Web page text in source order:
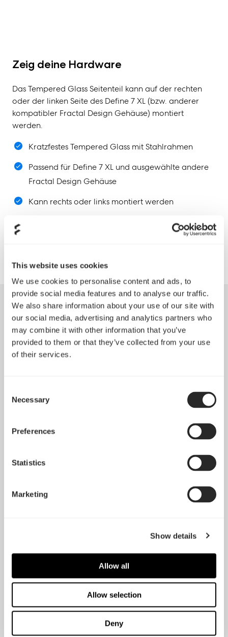
This website uses cookies
We use cookies to personalise content and ads, to
provide social media features and to analyse our traffic.
We also share information about your use of our site with
our social media, advertising and analytics partners who
may combine it with other information that you’ve
provided to them or that they’ve collected from your use
of their services.
Selection
Necessary
Preferences
Statistics
Marketing
Show details
Allow all
Allow selection
Deny
Zeig deine Hardware
Das Tempered Glass Seitenteil kann auf der rechten
oder der linken Seite des Define 7 XL (bzw. anderer
kompatibler Fractal Design Gehäuse) montiert
werden.
Kratzfestes Tempered Glass mit Stahlrahmen
Passend für Define 7 XL und ausgewählte andere
Fractal Design Gehäuse
Kann rechts oder links montiert werden
Schwarzer Rahmen mit dunkel getöntem
Spezifikationen
Abmessung Seitenteil
(BxH)
Dunkel
3 mm
Werkzeugloser Push-to-
Gewicht Seitenteil
Tempered Glass Seitenteil